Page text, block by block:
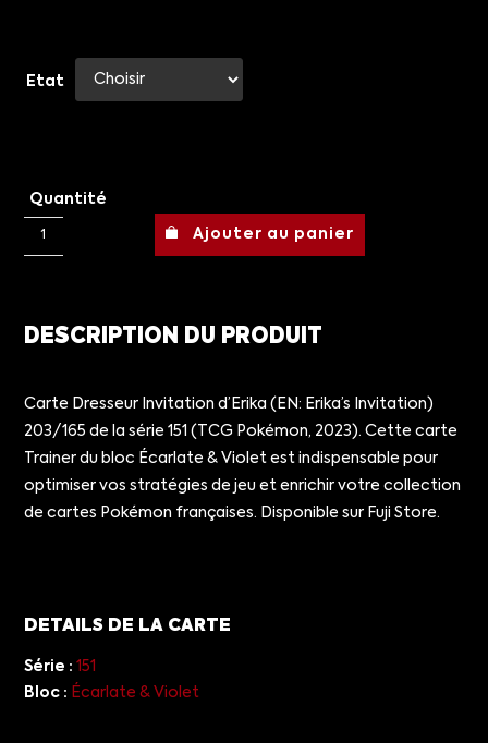
Etat
Quantité
Ajouter au panier
DESCRIPTION DU PRODUIT
Carte Dresseur Invitation d’Erika (EN: Erika’s Invitation)
203/165 de la série 151 (TCG Pokémon, 2023). Cette carte
Trainer du bloc Écarlate & Violet est indispensable pour
optimiser vos stratégies de jeu et enrichir votre collection
de cartes Pokémon françaises. Disponible sur Fuji Store.
DETAILS DE LA CARTE
Série : 151
Bloc : Écarlate & Violet